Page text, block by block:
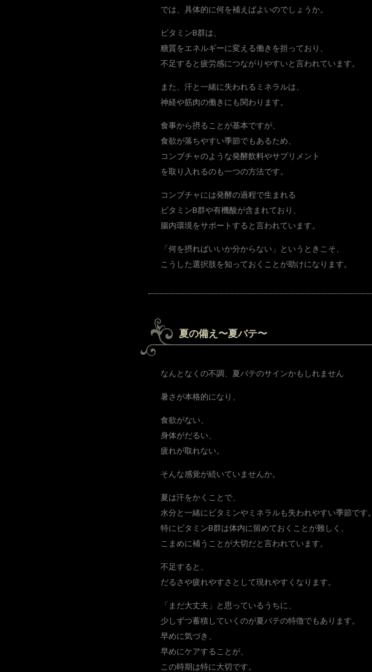
では、具体的に何を補えばよいのでしょうか。
ビタミンB群は、
糖質をエネルギーに変える働きを担っており、
不足すると疲労感につながりやすいと言われています。
また、汗と一緒に失われるミネラルは、
神経や筋肉の働きにも関わります。
食事から摂ることが基本ですが、
食欲が落ちやすい季節でもあるため、
コンブチャのような発酵飲料やサプリメント
を取り入れるのも一つの方法です。
コンブチャには発酵の過程で生まれる
ビタミンB群や有機酸が含まれており、
腸内環境をサポートすると言われています。
「何を摂ればいいか分からない」というときこそ、
こうした選択肢を知っておくことが助けになります。
夏の備え〜夏バテ〜
なんとなくの不調、夏バテのサインかもしれません
暑さが本格的になり、
食欲がない、
身体がだるい、
疲れが取れない。
そんな感覚が続いていませんか。
夏は汗をかくことで、
水分と一緒にビタミンやミネラルも失われやすい季節です。
特にビタミンB群は体内に留めておくことが難しく、
こまめに補うことが大切だと言われています。
不足すると、
だるさや疲れやすさとして現れやすくなります。
「まだ大丈夫」と思っているうちに、
少しずつ蓄積していくのが夏バテの特徴でもあります。
早めに気づき、
早めにケアすることが、
この時期は特に大切です。